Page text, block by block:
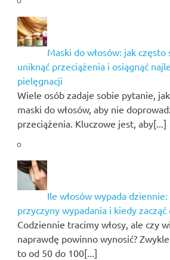
Maski do włosów: jak często
uniknąć przeciążenia i osiągnąć
pielęgnacji
Wiele osób zadaje sobie pytanie,
maski do włosów, aby nie
przeciążenia. Kluczowe jest, aby[...]
Ile włosów wypada
przyczyny wypadania i kiedy zacząć
Codziennie tracimy włosy, ale czy
naprawdę powinno wynosić?
to od 50 do 100[...]